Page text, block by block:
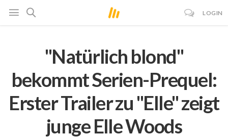
LOGIN
"Natürlich blond"
bekommt Serien-Prequel:
Erster Trailer zu "Elle" zeigt
junge Elle Woods